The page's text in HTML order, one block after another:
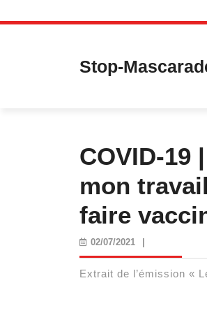
Skip
Stop-
COVID-19
mon
faire
02/07/202102/07/2021
Extrait de l’émission «